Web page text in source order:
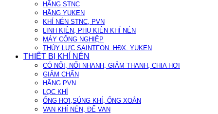
HÃNG STNC
HÃNG YUKEN
KHÍ NÉN STNC, PVN
LINH KIÊN, PHỤ KIỆN KHÍ NÉN
MÁY CÔNG NGHIỆP
THỦY LỰC SAINTFON, HĐX, YUKEN
THIẾT BỊ KHÍ NÉN
CÓ NỐI, NỐI NHANH, GIẢM THANH, CHIA HƠI
GIẢM CHẤN
HÃNG PVN
LỌC KHÍ
ỐNG HƠI,SÚNG KHÍ, ỐNG XOẮN
VAN KHÍ NÉN, ĐẾ VAN